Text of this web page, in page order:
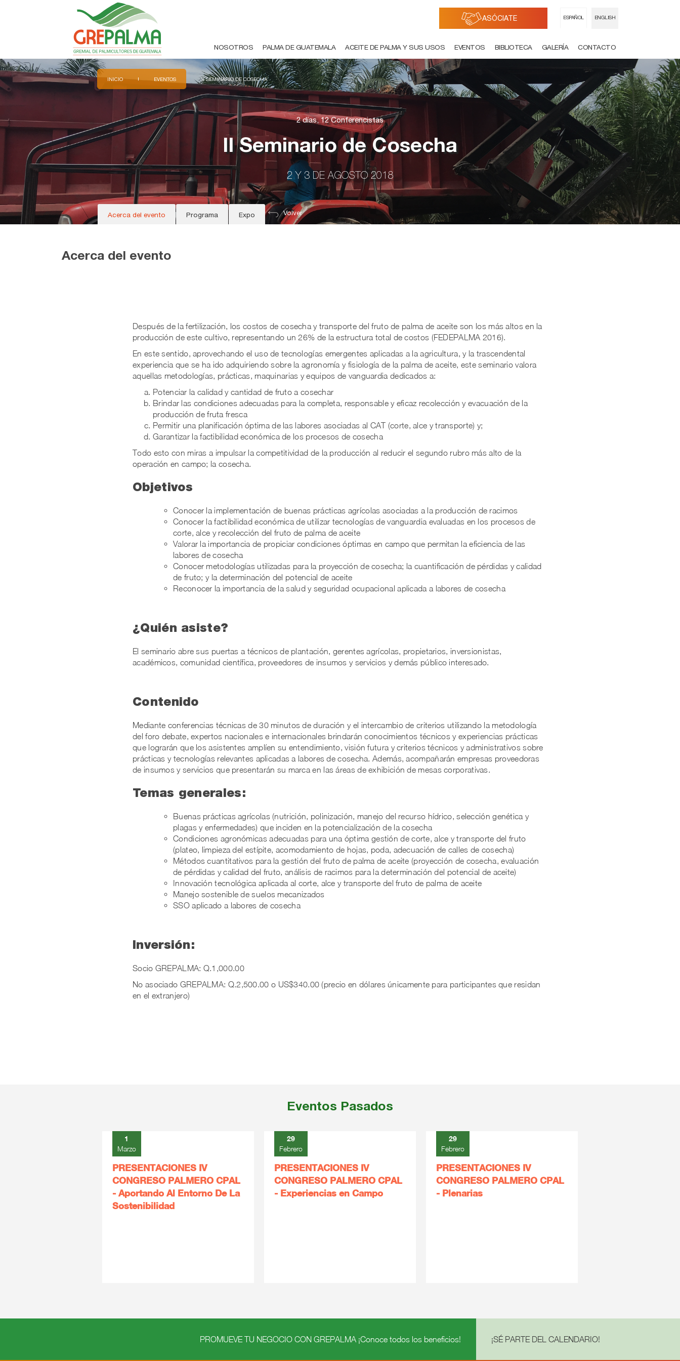
ESPAÑOL ENGLISH
ASÓCIATE
NOSOTROS PALMA DE GUATEMALA ACEITE DE PALMA Y SUS USOS EVENTOS BIBLIOTECA GALERÍA CONTACTO
INICIO EVENTOS II SEMINARIO DE COSECHA
2 días, 12 Conferencistas
II Seminario de Cosecha
2 Y 3 DE AGOSTO 2018
Acerca del evento Programa Expo Volver
Acerca del evento
Después de la fertilización, los costos de cosecha y transporte del fruto de palma de aceite son los más altos en la
producción de este cultivo, representando un 26% de la estructura total de costos (FEDEPALMA 2016).
En este sentido, aprovechando el uso de tecnologías emergentes aplicadas a la agricultura, y la trascendental
experiencia que se ha ido adquiriendo sobre la agronomía y fisiología de la palma de aceite, este seminario valora
aquellas metodologías, prácticas, maquinarias y equipos de vanguardia dedicados a:
Potenciar la calidad y cantidad de fruto a cosechar
Brindar las condiciones adecuadas para la completa, responsable y eficaz recolección y evacuación de la
producción de fruta fresca
Permitir una planificación óptima de las labores asociadas al CAT (corte, alce y transporte) y;
Garantizar la factibilidad económica de los procesos de cosecha
Todo esto con miras a impulsar la competitividad de la producción al reducir el segundo rubro más alto de la
operación en campo; la cosecha.
Objetivos
Conocer la implementación de buenas prácticas agrícolas asociadas a la producción de racimos
Conocer la factibilidad económica de utilizar tecnologías de vanguardia evaluadas en los procesos de
corte, alce y recolección del fruto de palma de aceite
Valorar la importancia de propiciar condiciones óptimas en campo que permitan la eficiencia de las
labores de cosecha
Conocer metodologías utilizadas para la proyección de cosecha; la cuantificación de pérdidas y calidad
de fruto; y la determinación del potencial de aceite
Reconocer la importancia de la salud y seguridad ocupacional aplicada a labores de cosecha
¿Quién asiste?
El seminario abre sus puertas a técnicos de plantación, gerentes agrícolas, propietarios, inversionistas,
académicos, comunidad científica, proveedores de insumos y servicios y demás público interesado.
Contenido
Mediante conferencias técnicas de 30 minutos de duración y el intercambio de criterios utilizando la metodología
del foro debate, expertos nacionales e internacionales brindarán conocimientos técnicos y experiencias prácticas
que lograrán que los asistentes amplíen su entendimiento, visión futura y criterios técnicos y administrativos sobre
prácticas y tecnologías relevantes aplicadas a labores de cosecha. Además, acompañarán empresas proveedoras
de insumos y servicios que presentarán su marca en las áreas de exhibición de mesas corporativas.
Temas generales:
Buenas prácticas agrícolas (nutrición, polinización, manejo del recurso hídrico, selección genética y
plagas y enfermedades) que inciden en la potencialización de la cosecha
Condiciones agronómicas adecuadas para una óptima gestión de corte, alce y transporte del fruto
(plateo, limpieza del estípite, acomodamiento de hojas, poda, adecuación de calles de cosecha)
Métodos cuantitativos para la gestión del fruto de palma de aceite (proyección de cosecha, evaluación
de pérdidas y calidad del fruto, análisis de racimos para la determinación del potencial de aceite)
Innovación tecnológica aplicada al corte, alce y transporte del fruto de palma de aceite
Manejo sostenible de suelos mecanizados
SSO aplicado a labores de cosecha
Inversión:
Socio GREPALMA: Q.1,000.00
No asociado GREPALMA: Q.2,500.00 o US$340.00 (precio en dólares únicamente para participantes que residan
en el extranjero)
Eventos Pasados
1
Marzo
PRESENTACIONES IV
CONGRESO PALMERO CPAL
- Aportando Al Entorno De La
Sostenibilidad
29
Febrero
PRESENTACIONES IV
CONGRESO PALMERO CPAL
- Experiencias en Campo
29
Febrero
PRESENTACIONES IV
CONGRESO PALMERO CPAL
- Plenarias
PROMUEVE TU NEGOCIO CON GREPALMA ¡Conoce todos los beneficios! ¡SÉ PARTE DEL CALENDARIO!